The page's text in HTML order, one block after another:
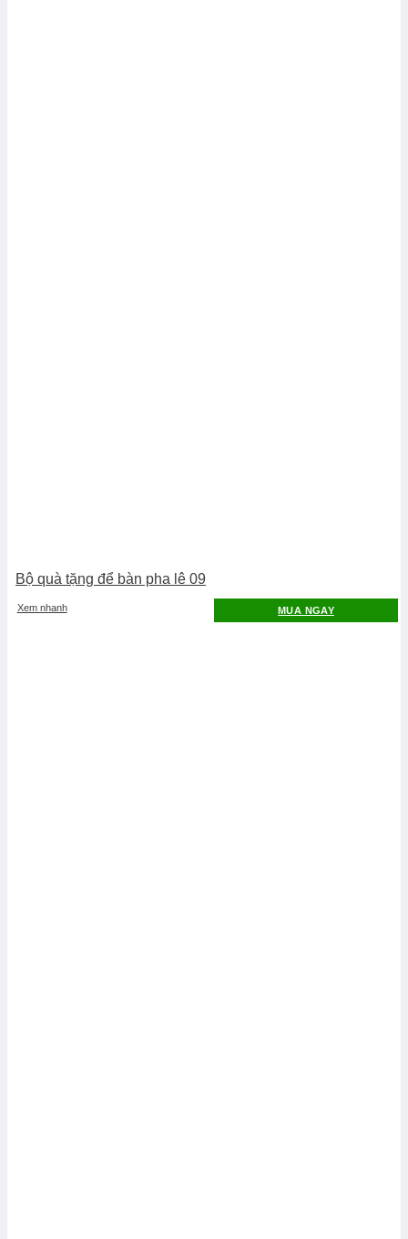
Bộ quà tặng để bàn pha lê 09
MUA NGAY
Xem nhanh